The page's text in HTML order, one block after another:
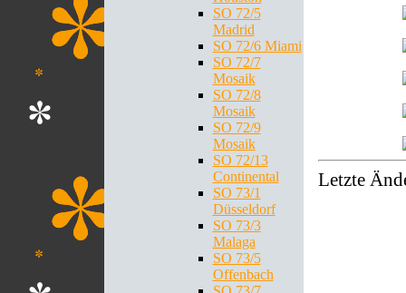
SO 72/5
Madrid
SO 72/6 Miami
SO 72/7
Mosaik
SO 72/8
Mosaik
SO 72/9
Mosaik
SO 72/13
Continental
SO 73/1
Düsseldorf
SO 73/3
Malaga
SO 73/5
Offenbach
Letzte